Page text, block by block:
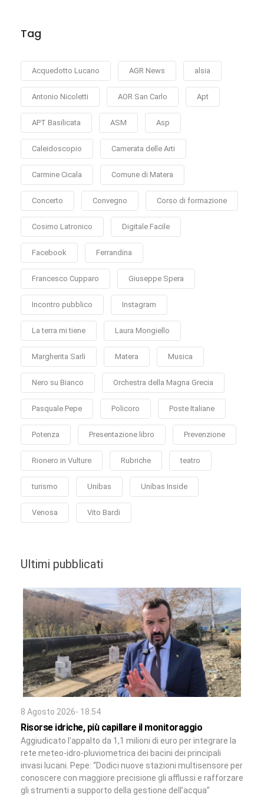
Tag
Acquedotto Lucano AGR News alsia
Antonio Nicoletti AOR San Carlo Apt
APT Basilicata ASM Asp
Caleidoscopio Camerata delle Arti
Carmine Cicala Comune di Matera
Concerto Convegno Corso di formazione
Cosimo Latronico Digitale Facile
Facebook Ferrandina
Francesco Cupparo Giuseppe Spera
Incontro pubblico Instagram
La terra mi tiene Laura Mongiello
Margherita Sarli Matera Musica
Nero su Bianco Orchestra della Magna Grecia
Pasquale Pepe Policoro Poste Italiane
Potenza Presentazione libro Prevenzione
Rionero in Vulture Rubriche teatro
turismo Unibas Unibas Inside
Venosa Vito Bardi
Ultimi pubblicati
8 Agosto 2026- 18:54
Risorse idriche, più capillare il monitoraggio
Aggiudicato l’appalto da 1,1 milioni di euro per integrare la
rete meteo-idro-pluviometrica dei bacini dei principali
invasi lucani. Pepe: “Dodici nuove stazioni multisensore per
conoscere con maggiore precisione gli afflussi e rafforzare
gli strumenti a supporto della gestione dell’acqua”